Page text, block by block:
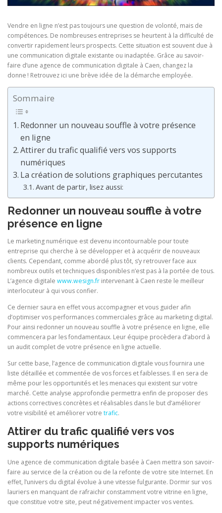
Vendre en ligne n’est pas toujours une question de volonté, mais de
compétences. De nombreuses entreprises se heurtent à la difficulté de
convertir rapidement leurs prospects. Cette situation est souvent due à
une communication digitale existante ou inadaptée. Grâce au savoir-
faire d’une agence de communication digitale à Caen, changez la
donne ! Retrouvez ici une brève idée de la démarche employée.
Sommaire
Redonner un nouveau souffle à votre présence
en ligne
Attirer du trafic qualifié vers vos supports
numériques
La création de solutions graphiques percutantes
Avant de partir, lisez aussi:
Redonner un nouveau souffle à votre
présence en ligne
Le marketing numérique est devenu incontournable pour toute
entreprise qui cherche à se développer et à acquérir de nouveaux
clients. Cependant, comme abordé plus tôt, s’y retrouver face aux
nombreux outils et techniques disponibles n’est pas à la portée de tous.
L’agence digitale www.wesign.fr intervenant à Caen reste le meilleur
interlocuteur à qui vous confier.
Ce dernier saura en effet vous accompagner et vous guider afin
d’optimiser vos performances commerciales grâce au marketing digital.
Pour ainsi redonner un nouveau souffle à votre présence en ligne, elle
commencera par les fondamentaux. Leur équipe procèdera d’abord à
un audit complet de votre présence en ligne actuelle.
Sur cette base, l’agence de communication digitale vous fournira une
liste détaillée et commentée de vos forces et faiblesses. Il en sera de
même pour les opportunités et les menaces qui existent sur votre
marché. Cette analyse approfondie permettra enfin de proposer des
actions correctives concrètes et réalisables dans le but d’améliorer
votre visibilité et améliorer votre trafic.
Attirer du trafic qualifié vers vos
supports numériques
Une agence de communication digitale basée à Caen mettra son savoir-
faire au service de la création ou de la refonte de votre site Internet. En
effet, l’univers du digital évolue à une vitesse fulgurante. Dormir sur vos
lauriers en manquant de rafraichir constamment votre vitrine en ligne,
que constitue votre site, peut négativement impacter vos ventes.